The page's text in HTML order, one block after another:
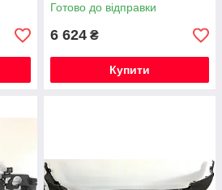
Готово до відправки
6 624 ₴
Купити